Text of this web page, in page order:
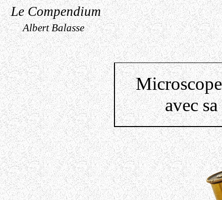
Le Compendium
Albert Balasse
avec